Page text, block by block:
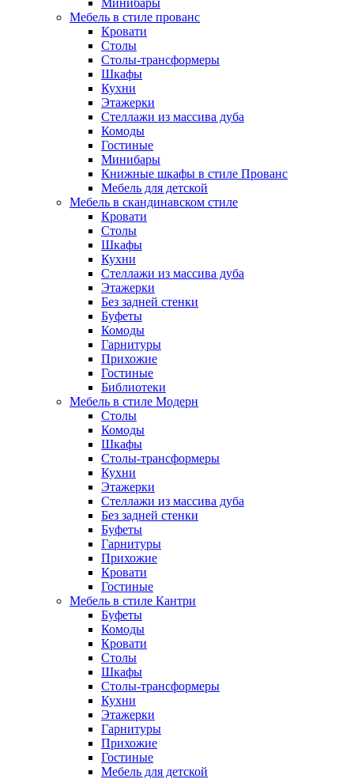
Минибары
Мебель в стиле прованс
Кровати
Столы
Столы-трансформеры
Шкафы
Кухни
Этажерки
Стеллажи из массива дуба
Комоды
Гостиные
Минибары
Книжные шкафы в стиле Прованс
Мебель для детской
Мебель в скандинавском стиле
Кровати
Столы
Шкафы
Кухни
Стеллажи из массива дуба
Этажерки
Без задней стенки
Буфеты
Комоды
Гарнитуры
Прихожие
Гостиные
Библиотеки
Мебель в стиле Модерн
Столы
Комоды
Шкафы
Столы-трансформеры
Кухни
Этажерки
Стеллажи из массива дуба
Без задней стенки
Буфеты
Гарнитуры
Прихожие
Кровати
Гостиные
Мебель в стиле Кантри
Буфеты
Комоды
Кровати
Столы
Шкафы
Столы-трансформеры
Кухни
Этажерки
Гарнитуры
Прихожие
Гостиные
Мебель для детской